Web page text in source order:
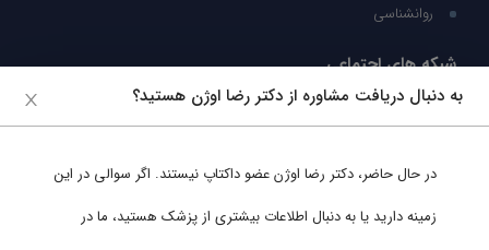
روانشناسی
شبکه های اجتماعی
ما را در شبکه های اجتماعی دنبال کنید
به دنبال دریافت مشاوره از دکتر رضا اوژن هستید؟
در حال حاضر، دکتر رضا اوژنعضو داکتاپ نیستند. اگر سوالی در این
زمینه دارید یا به دنبال اطلاعات بیشتری از پزشک هستید، ما در